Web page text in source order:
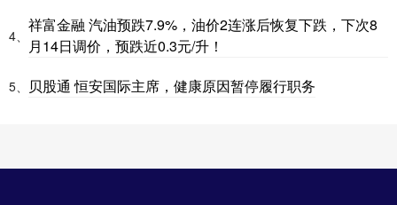
4、
祥富金融 汽油预跌7.9%，油价2连涨后恢复下跌，下次8
月14日调价，预跌近0.3元/升！
5、 贝股通 恒安国际主席，健康原因暂停履行职务